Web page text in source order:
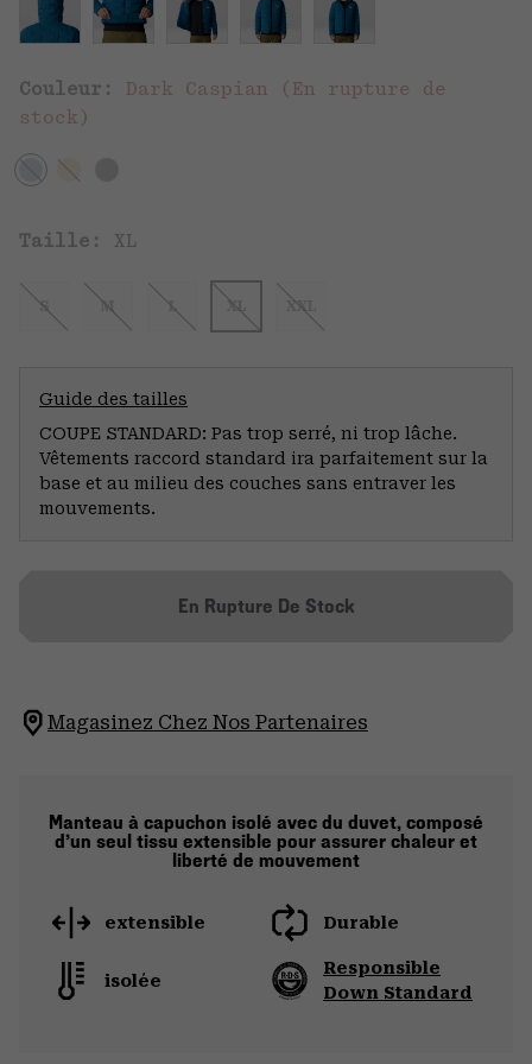
Couleur: Dark Caspian (En rupture de
stock)
Taille: XL
S M L XL XXL
Guide des tailles
COUPE STANDARD: Pas trop serré, ni trop lâche.
Vêtements raccord standard ira parfaitement sur la
base et au milieu des couches sans entraver les
mouvements.
En Rupture De Stock
Magasinez Chez Nos Partenaires
Manteau à capuchon isolé avec du duvet, composé
d’un seul tissu extensible pour assurer chaleur et
liberté de mouvement
extensible Durable
isolée
Responsible
Down Standard